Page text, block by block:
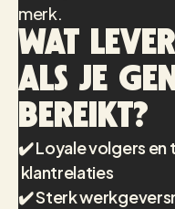
merk.
Wat
als je
bereikt?
✔️ Loyale volgers
klantrelaties
✔️ Sterk